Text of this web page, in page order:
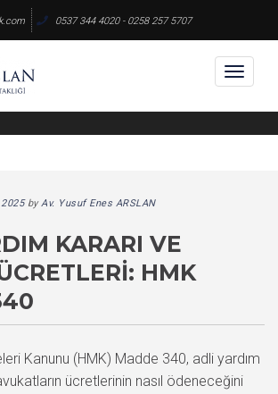
0537 344 4020 - 0258 257 5707
byAv. Yusuf Enes ARSLAN
KARARI VE
HMK
Kanunu (HMK) Madde 340, adli yardım
ücretlerinin nasıl ödeneceğini